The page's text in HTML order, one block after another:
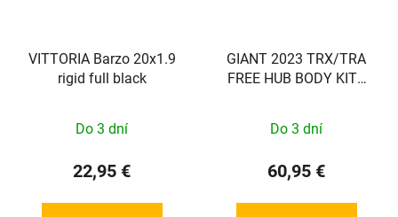
VITTORIA Barzo 20x1.9
rigid full black
Do 3 dní
22,95 €
GIANT 2023 TRX/TRA
FREE HUB BODY KITS
Do 3 dní
60,95 €